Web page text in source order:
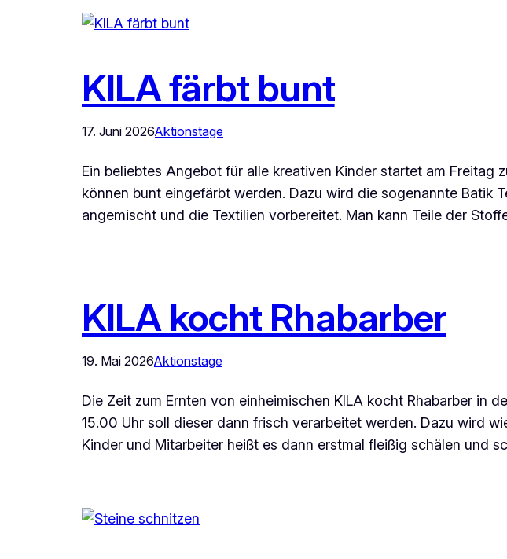
KILA färbt bunt
17. Juni 2026Aktionstage
Ein beliebtes Angebot für alle kreativen Kinder startet am Freitag
können bunt eingefärbt werden. Dazu wird die sogenannte Batik
angemischt und die Textilien vorbereitet. Man kann Teile der
KILA kocht Rhabarber
19. Mai 2026Aktionstage
Die Zeit zum Ernten von einheimischen KILA kocht Rhabarber in
15.00 Uhr soll dieser dann frisch verarbeitet werden. Dazu wird
Kinder und Mitarbeiter heißt es dann erstmal fleißig schälen und